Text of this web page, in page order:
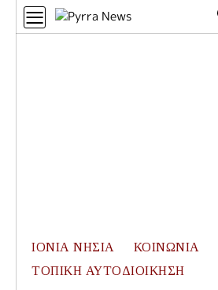
Αναζήτηση
ΙΟΝΙΑ ΝΗΣΙΑ ΚΟΙΝΩΝΙΑ
ΤΟΠΙΚΗ ΑΥΤΟΔΙΟΙΚΗΣΗ